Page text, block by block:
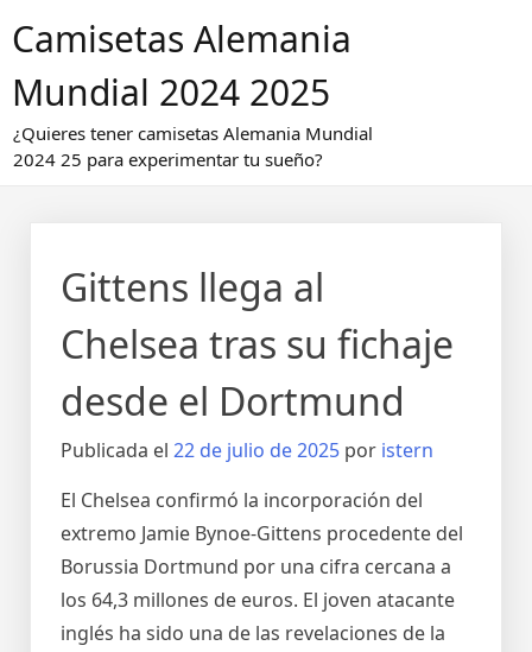
alCamisetas Alemania
Mundial 2024 2025
¿Quieres tener camisetas Alemania Mundial
2024 25 para experimentar tu sueño?
Gittens llega al
Chelsea tras su fichaje
desde el Dortmund
Publicada el 22 de julio de 2025 por istern
El Chelsea confirmó la incorporación del
extremo Jamie Bynoe-Gittens procedente del
Borussia Dortmund por una cifra cercana a
los 64,3 millones de euros. El joven atacante
inglés ha sido una de las revelaciones de la